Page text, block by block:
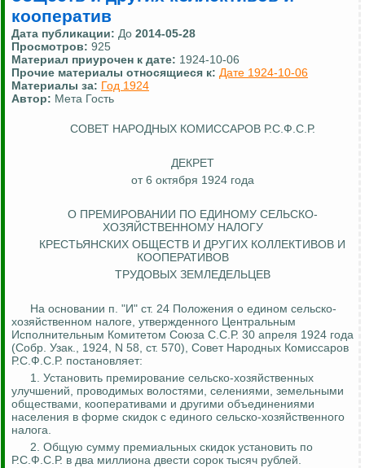
кооператив
Дата публикации: До 2014-05-28
Просмотров: 925
Материал приурочен к дате: 1924-10-06
Прочие материалы относящиеся к: Дате 1924-10-06
Материалы за: Год 1924
Автор: Мета Гость
СОВЕТ НАРОДНЫХ КОМИССАРОВ Р.С.Ф.С.Р.
ДЕКРЕТ
от 6 октября 1924 года
О ПРЕМИРОВАНИИ ПО ЕДИНОМУ СЕЛЬСКО-
ХОЗЯЙСТВЕННОМУ НАЛОГУ
КРЕСТЬЯНСКИХ ОБЩЕСТВ И ДРУГИХ КОЛЛЕКТИВОВ И
КООПЕРАТИВОВ
ТРУДОВЫХ ЗЕМЛЕДЕЛЬЦЕВ
На основании п. "И" ст. 24 Положения о едином сельско-
хозяйственном налоге, утвержденного Центральным
Исполнительным Комитетом Союза С.С.Р. 30 апреля 1924 года
(Собр. Узак., 1924, N 58, ст. 570), Совет Народных Комиссаров
Р.С.Ф.С.Р. постановляет:
1. Установить премирование сельско-хозяйственных
улучшений, проводимых волостями, селениями, земельными
обществами, кооперативами и другими объединениями
населения в форме скидок с единого сельско-хозяйственного
налога.
2. Общую сумму премиальных скидок установить по
Р.С.Ф.С.Р. в два миллиона двести сорок тысяч рублей.